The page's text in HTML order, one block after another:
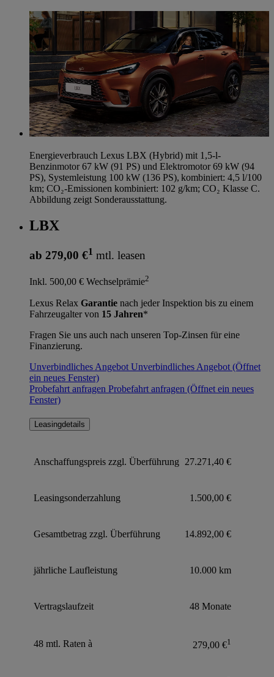
Energieverbrauch Lexus LBX (Hybrid) mit 1,5-l-
Benzinmotor 67 kW (91 PS) und Elektromotor 69 kW (94
PS), Systemleistung 100 kW (136 PS), kombiniert: 4,5 l/100
km; CO₂-Emissionen kombiniert: 102 g/km; CO₂ Klasse C.
Abbildung zeigt Sonderausstattung.
LBX
ab 279,00 €1 mtl. leasen
Inkl. 500,00 € Wechselprämie2
Lexus Relax Garantie nach jeder Inspektion bis zu einem
Fahrzeugalter von 15 Jahren*
Fragen Sie uns auch nach unseren Top-Zinsen für eine
Finanzierung.
Unverbindliches Angebot Unverbindliches Angebot (Öffnet
ein neues Fenster)
Probefahrt anfragen Probefahrt anfragen (Öffnet ein neues
Fenster)
Leasingdetails
Anschaffungspreis zzgl. Überführung 27.271,40 €
Leasingsonderzahlung 1.500,00 €
Gesamtbetrag zzgl. Überführung 14.892,00 €
jährliche Laufleistung 10.000 km
Vertragslaufzeit 48 Monate
48 mtl. Raten à 279,00 €1